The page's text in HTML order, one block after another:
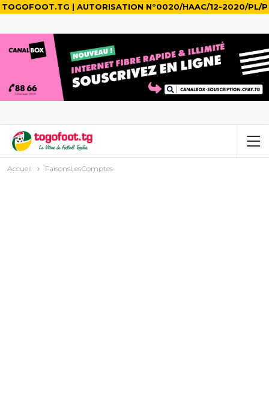
TOGOFOOT.TG | AUTORISATION N°0020/HAAC/12-2020/PL/P
Accueil FaisonsLesComptes